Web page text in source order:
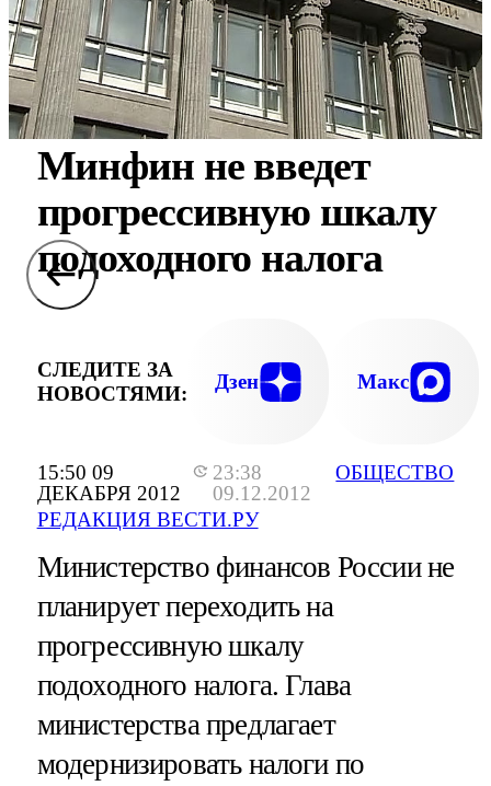
15:50 09
ДЕКАБРЯ 2012
23:38
09.12.2012
РЕДАКЦИЯ ВЕСТИ.РУ
ОБЩЕСТВО
Минфин не введет
прогрессивную шкалу
подоходного налога
СЛЕДИТЕ ЗА
НОВОСТЯМИ:
Дзен Макс
Министерство финансов России не
планирует переходить на
прогрессивную шкалу
подоходного налога. Глава
министерства предлагает
модернизировать налоги по